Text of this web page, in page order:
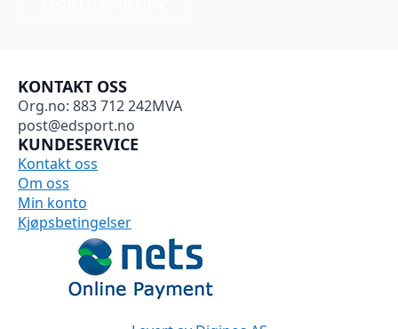
KONTAKT OSS
Org.no: 883 712 242MVA
post@edsport.no
KUNDESERVICE
Kontakt oss
Om oss
Min konto
Kjøpsbetingelser